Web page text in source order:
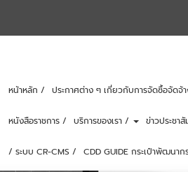
หน้าหลัก / ประกาศต่าง ๆ เกี่ยวกับการจัดซื้อจัดจ้
หนังสือราชการ / บริการของเรา / ข่าวประชา
/ ระบบ CR-CMS / CDD GUIDE กระเป๋าพัฒนาก